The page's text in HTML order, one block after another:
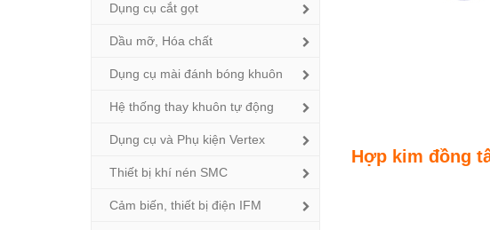
Dụng cụ cắt gọt
Dầu mỡ, Hóa chất
Dụng cụ mài đánh bóng khuôn
Hệ thống thay khuôn tự động
Dụng cụ và Phụ kiện Vertex
Thiết bị khí nén SMC
Cảm biến, thiết bị điện IFM
Hợp kim đồng